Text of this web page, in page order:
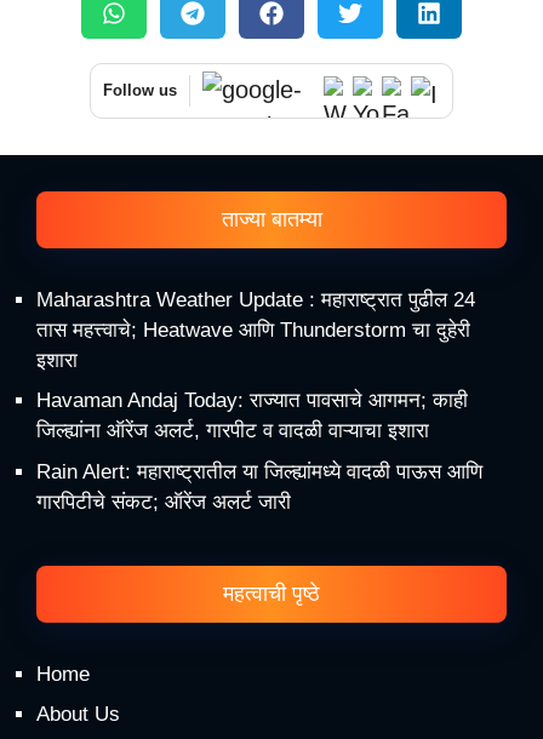
Follow us
ताज्या बातम्या
Maharashtra Weather Update : महाराष्ट्रात पुढील 24
तास महत्त्वाचे; Heatwave आणि Thunderstorm चा दुहेरी
इशारा
Havaman Andaj Today: राज्यात पावसाचे आगमन; काही
जिल्ह्यांना ऑरेंज अलर्ट, गारपीट व वादळी वाऱ्याचा इशारा
Rain Alert: महाराष्ट्रातील या जिल्ह्यांमध्ये वादळी पाऊस आणि
गारपिटीचे संकट; ऑरेंज अलर्ट जारी
महत्वाची पृष्ठे
Home
About Us